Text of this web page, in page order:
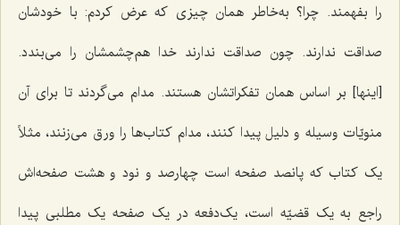
را بفهمند. چرا؟ به‌خاطر همان چیزی که عرض کردم: با خودشان
صداقت ندارند. چون صداقت ندارند خدا هم‌چشمشان را می‌بندد.
[اینها] بر اساس همان تفکراتشان هستند. مدام می‌گردند تا برای آن
منویّات وسیله و دلیل پیدا کنند، مدام کتاب‌ها را ورق می‌زنند، مثلاً
یک کتاب که پانصد صفحه است چهارصد و نود و هشت صفحه‌اش
راجع به یک قضیّه است، یک‌دفعه در یک صفحه یک مطلبی پیدا